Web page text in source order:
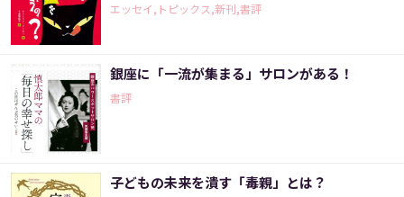
エッセイ,トピックス,新刊,書評
銀座に「一流が集まる」サロンがある！
書評
子どもの未来を潰す「毒親」とは？